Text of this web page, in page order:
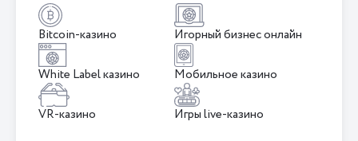
Bitcoin-казино
White Label казино
Игорный бизнес онлайн
Мобильное казино
VR-казино Игры live-казино